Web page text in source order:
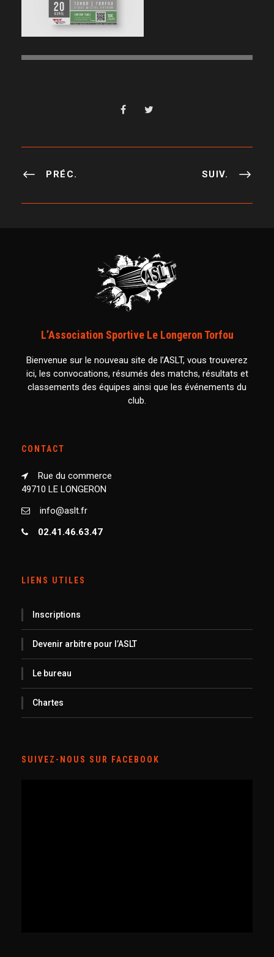
PRÉC. SUIV.
L’Association Sportive Le Longeron Torfou
Bienvenue sur le nouveau site de l’ASLT, vous trouverez
ici, les convocations, résumés des matchs, résultats et
classements des équipes ainsi que les événements du
club.
CONTACT
Rue du commerce
49710 LE LONGERON
info@aslt.fr
02.41.46.63.47
LIENS UTILES
Inscriptions
Devenir arbitre pour l’ASLT
Le bureau
Chartes
SUIVEZ-NOUS SUR FACEBOOK